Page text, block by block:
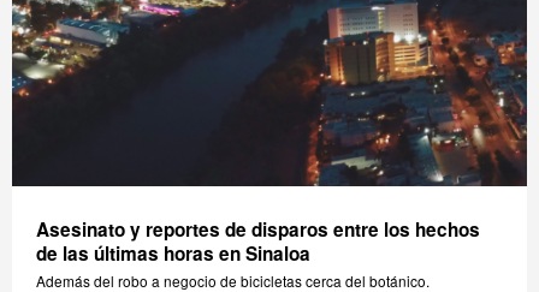
Asesinato y reportes de disparos entre los hechos
de las últimas horas en Sinaloa
Además del robo a negocio de bicicletas cerca del botánico.